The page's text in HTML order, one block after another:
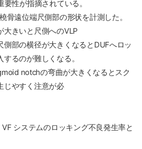
性が指摘されている。
骨遠位端尺側部の形状を計測した。
大きいと尺側へのVLP
側部の横径が大きくなるとDUFへロッ
るのが難しくなる。
notchの弯曲が大きくなるとスク
じやすく注意が必
システムのロッキング不良発生率と